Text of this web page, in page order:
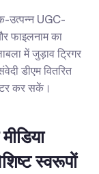
उत्पन्न UGC-
फाइलनाम का
में जुड़ाव ट्रिगर
डीएम वितरित
कर सकें।
स्वरूपों